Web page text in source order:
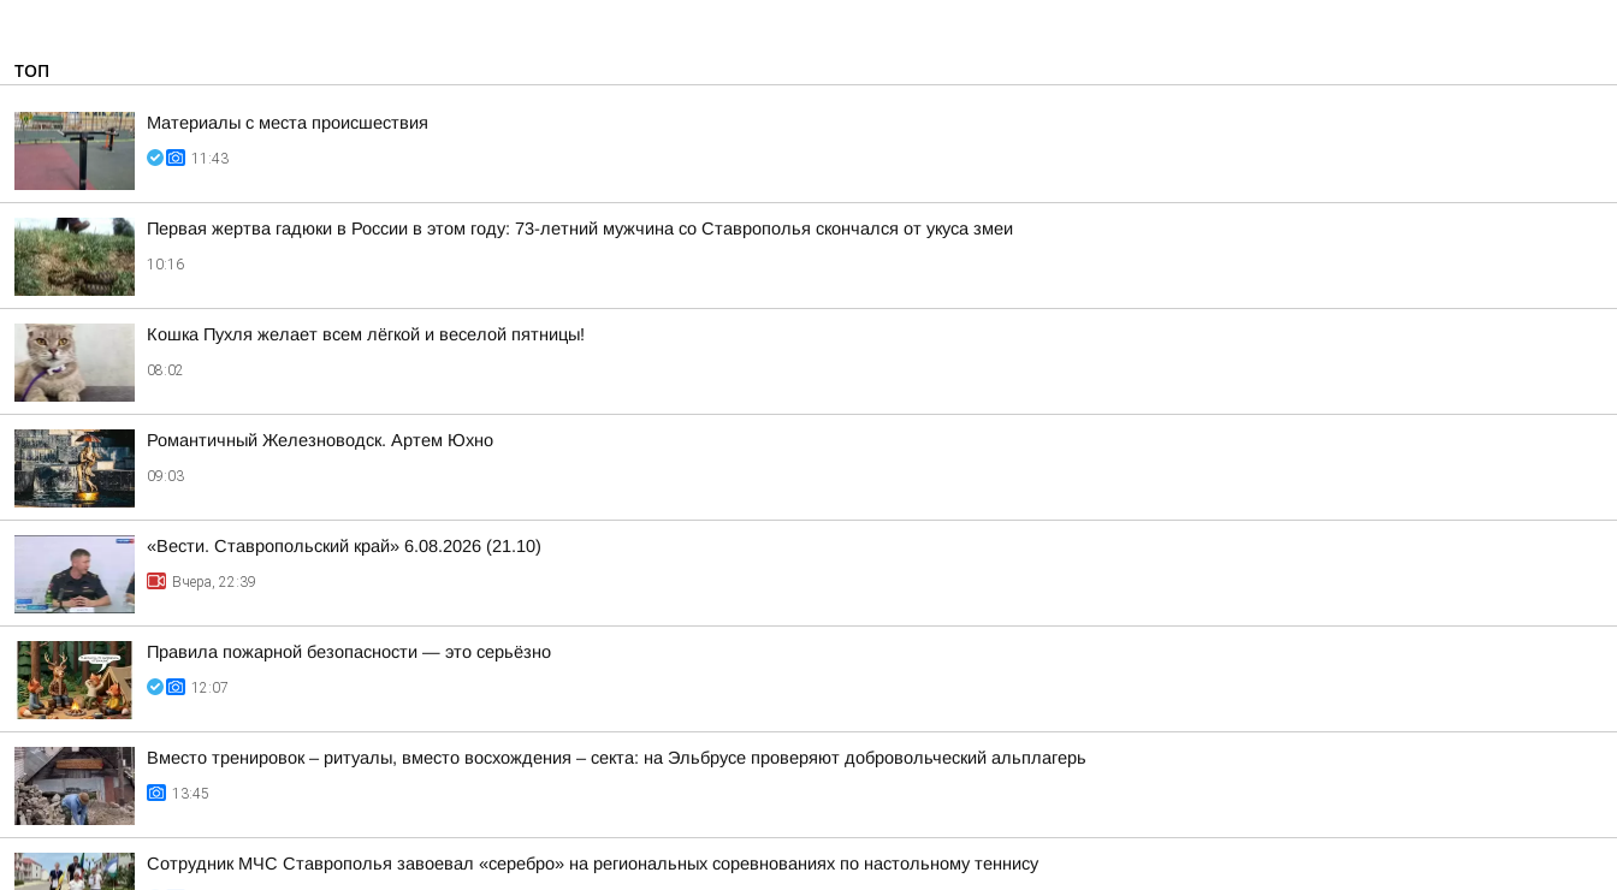
ТОП
Материалы с места происшествия
11:43
Первая жертва гадюки в России в этом году: 73-летний мужчина со Ставрополья скончался от укуса змеи
10:16
Кошка Пухля желает всем лёгкой и веселой пятницы!
08:02
Романтичный Железноводск. Артем Юхно
09:03
«Вести. Ставропольский край» 6.08.2026 (21.10)
Вчера, 22:39
Правила пожарной безопасности — это серьёзно
12:07
Вместо тренировок – ритуалы, вместо восхождения – секта: на Эльбрусе проверяют добровольческий альплагерь
13:45
Сотрудник МЧС Ставрополья завоевал «серебро» на региональных соревнованиях по настольному теннису